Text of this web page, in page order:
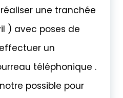
une tranchée
) avec poses de
un
téléphonique .
possible pour